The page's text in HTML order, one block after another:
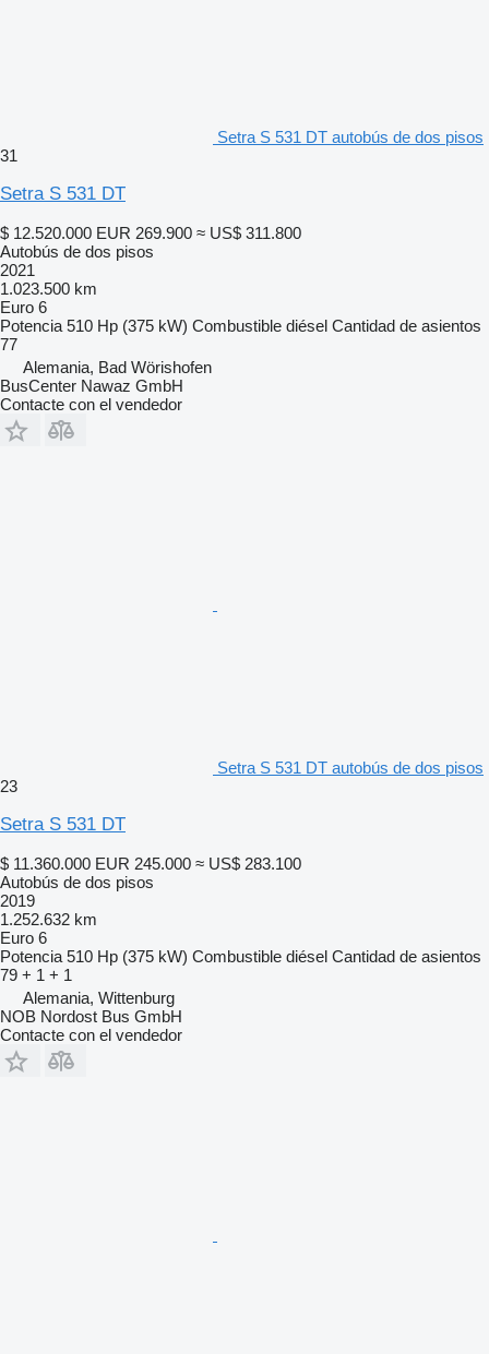
Setra S 531 DT autobús de dos pisos
31
Setra S 531 DT
$ 12.520.000 EUR 269.900 ≈ US$ 311.800
Autobús de dos pisos
2021
1.023.500 km
Euro 6
Potencia 510 Hp (375 kW) Combustible diésel Cantidad de asientos
77
Alemania, Bad Wörishofen
BusCenter Nawaz GmbH
Contacte con el vendedor
Setra S 531 DT autobús de dos pisos
23
Setra S 531 DT
$ 11.360.000 EUR 245.000 ≈ US$ 283.100
Autobús de dos pisos
2019
1.252.632 km
Euro 6
Potencia 510 Hp (375 kW) Combustible diésel Cantidad de asientos
79 + 1 + 1
Alemania, Wittenburg
NOB Nordost Bus GmbH
Contacte con el vendedor